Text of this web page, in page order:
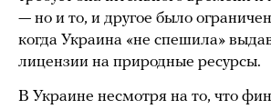
— но и то, и другое было
когда Украина «не спешила»
лицензии на природные ресурсы.
В Украине несмотря на то, что